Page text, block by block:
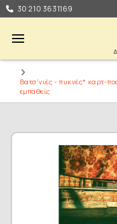
30 210 3631169
Βατσ'νιές - πυκνές* καρτ-
εμπαθείς